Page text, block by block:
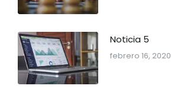
Noticia 5
febrero 16, 2020